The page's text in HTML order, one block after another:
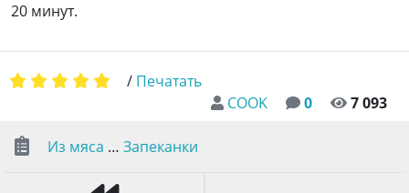
20 минут.
COOK 0 7 093
/ Печатать
Из мяса … Запеканки